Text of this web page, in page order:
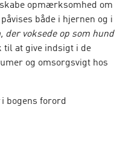
opmærksomhed om
både i hjernen og i
der voksede op som hund
til at give indsigt i de
og omsorgsvigt hos
i bogens forord